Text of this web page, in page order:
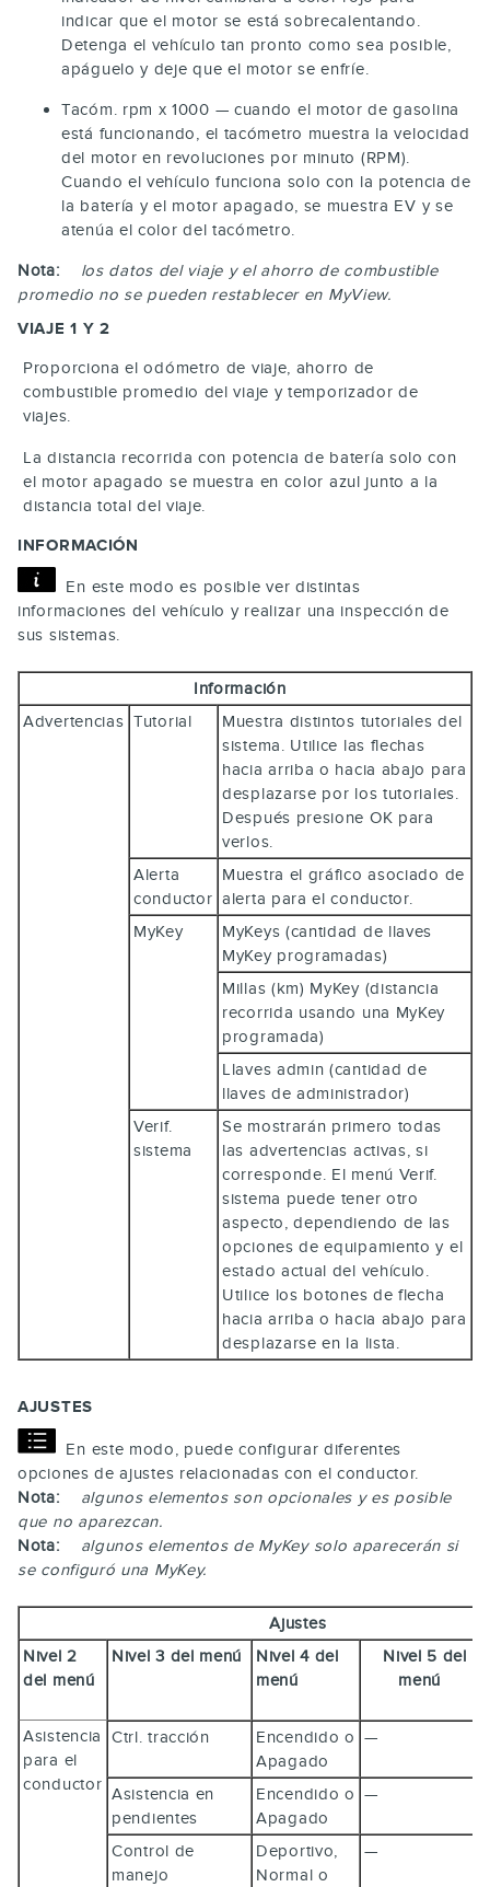
indicar que el motor se está sobrecalentando.
Detenga el vehículo tan pronto como sea posible,
apáguelo y deje que el motor se enfríe.
Tacóm. rpm x 1000 — cuando el motor de gasolina
está funcionando, el tacómetro muestra la velocidad
del motor en revoluciones por minuto (RPM).
Cuando el vehículo funciona solo con la potencia de
la batería y el motor apagado, se muestra EV y se
atenúa el color del tacómetro.
Nota:
los datos del viaje y el ahorro de combustible
promedio no se pueden restablecer en MyView.
VIAJE 1 Y 2
Proporciona el odómetro de viaje, ahorro de
combustible promedio del viaje y temporizador de
viajes.
La distancia recorrida con potencia de batería solo con
el motor apagado se muestra en color azul junto a la
distancia total del viaje.
INFORMACIÓN
En este modo es posible ver distintas
informaciones del vehículo y realizar una inspección de
sus sistemas.
Información
Advertencias Tutorial
Muestra distintos tutoriales del
sistema. Utilice las flechas
hacia arriba o hacia abajo para
desplazarse por los tutoriales.
Después presione OK para
verlos.
Alerta
conductor
Muestra el gráfico asociado de
alerta para el conductor.
MyKey
MyKeys (cantidad de llaves
MyKey programadas)
Millas (km) MyKey (distancia
recorrida usando una MyKey
programada)
Llaves admin (cantidad de
llaves de administrador)
Verif.
sistema
Se mostrarán primero todas
las advertencias activas, si
corresponde. El menú Verif.
sistema puede tener otro
aspecto, dependiendo de las
opciones de equipamiento y el
estado actual del vehículo.
Utilice los botones de flecha
hacia arriba o hacia abajo para
desplazarse en la lista.
AJUSTES
En este modo, puede configurar diferentes
opciones de ajustes relacionadas con el conductor.
Nota:
algunos elementos son opcionales y es posible
que no aparezcan.
Nota:
algunos elementos de MyKey solo aparecerán si
se configuró una MyKey.
Ajustes
Nivel 2
del menú
Nivel 3 del menú
Nivel 4 del
menú
Nivel 5 del
menú
Asistencia
para el
conductor
Ctrl. tracción
Encendido o
Apagado
—
Asistencia en
pendientes
Encendido o
Apagado
—
Control de
manejo
Deportivo,
Normal o
—